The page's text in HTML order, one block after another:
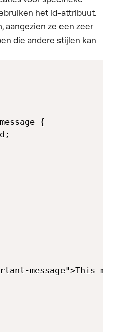
het id-attribuut.
aangezien ze een zeer
die andere stijlen kan
{